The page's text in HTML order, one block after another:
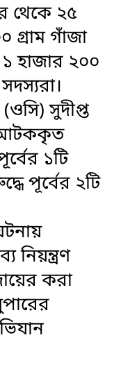
থেকে ২৫
গ্রাম গাঁজা
হাজার ২০০
সুদীপ্ত
আটককৃত
১টি
পূর্বের ২টি
নিয়ন্ত্রণ
করা